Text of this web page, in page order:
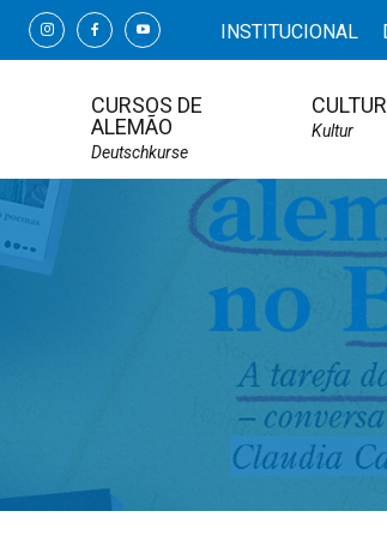
INSTITUCIONAL
CURSOS DE
ALEMÃO
Deutschkurse
Kultur